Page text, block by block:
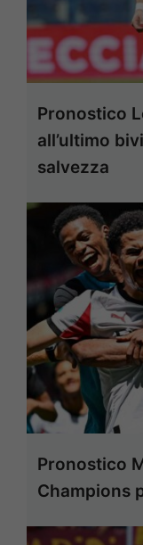
Pronostico
all’ultimo
salvezza
Pronostico
Champions